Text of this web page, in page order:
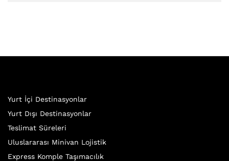
Yurt İçi Destinasyonlar
Yurt Dışı Destinasyonlar
Teslimat Süreleri
Uluslararası Minivan Lojistik
Express Komple Taşımacılık